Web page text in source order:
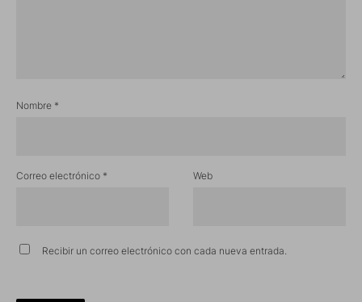
Nombre *
Correo electrónico * Web
Recibir un correo electrónico con cada nueva entrada.